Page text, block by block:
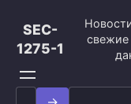
контенту
SEC-
1275-1
свежие
Search